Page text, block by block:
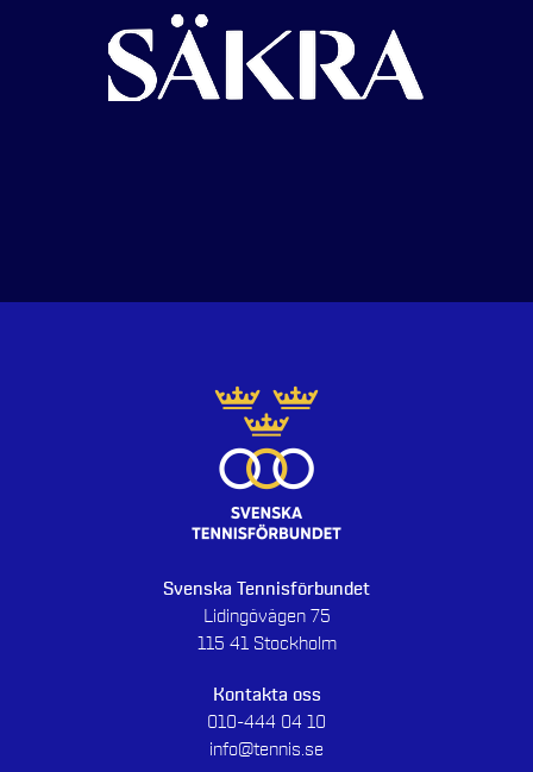
Svenska Tennisförbundet
Lidingövägen 75
115 41 Stockholm
Kontakta oss
010-444 04 10
info@tennis.se